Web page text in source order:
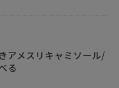
ら
り】から
す♪
＿＿＿＿
アメスリキャミソール/
る